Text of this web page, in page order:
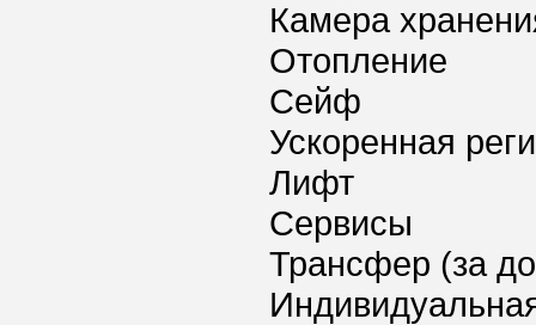
Камера
Отопление
Сейф
Ускоренная
Лифт
Сервисы
Трансфер (за